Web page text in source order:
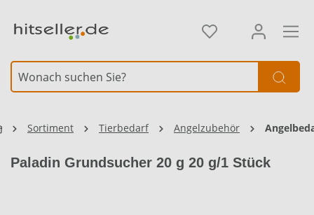
Sortiment Tierbedarf Angelzubehör
Paladin Grundsucher 20 g 20 g/1 Stück